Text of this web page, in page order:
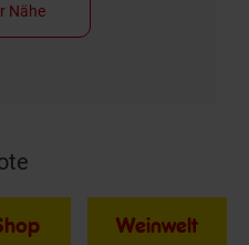
Nähe
Weinwelt